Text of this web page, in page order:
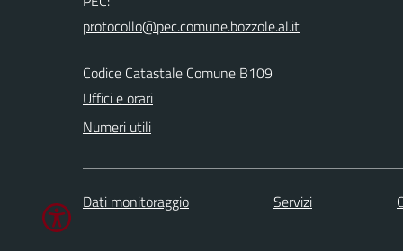
Codice Catastale Comune B109
Uffici e orari
Numeri utili
Dati monitoraggio Servizi